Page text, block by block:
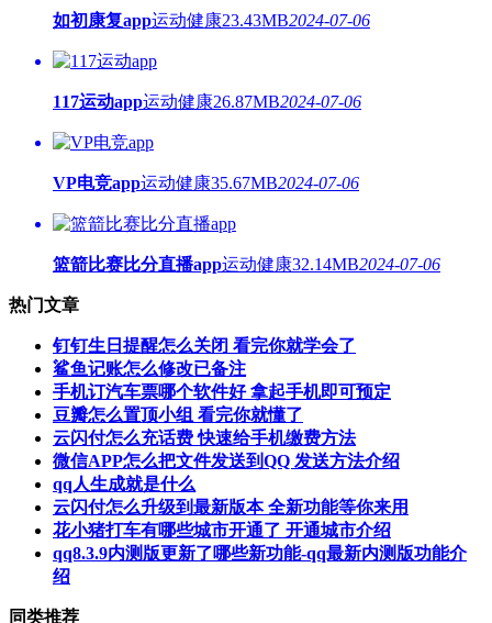
如初康复app运动健康23.43MB2024-07-06
117运动app运动健康26.87MB2024-07-06
VP电竞app运动健康35.67MB2024-07-06
篮箭比赛比分直播app运动健康32.14MB2024-07-06
热门文章
钉钉生日提醒怎么关闭 看完你就学会了
鲨鱼记账怎么修改已备注
手机订汽车票哪个软件好 拿起手机即可预定
豆瓣怎么置顶小组 看完你就懂了
云闪付怎么充话费 快速给手机缴费方法
微信APP怎么把文件发送到QQ 发送方法介绍
qq人生成就是什么
云闪付怎么升级到最新版本 全新功能等你来用
花小猪打车有哪些城市开通了 开通城市介绍
qq8.3.9内测版更新了哪些新功能-qq最新内测版功能介
绍
同类推荐